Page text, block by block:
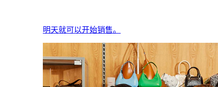
明天就可以开始销售。